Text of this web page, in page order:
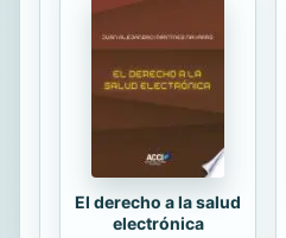
El derecho a la salud
electrónica